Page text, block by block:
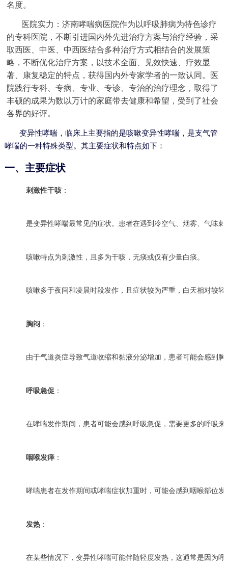
名度。
医院实力：济南哮喘病医院作为以呼吸肺病为特色诊疗
的专科医院，不断引进国内外先进治疗方案与治疗经验，采
取西医、中医、中西医结合多种治疗方式相结合的发展策
略，不断优化治疗方案，以技术全面、见效快速、疗效显
著、康复稳定的特点，获得国内外专家学者的一致认同。医
院践行专科、专病、专业、专诊、专治的治疗理念，取得了
丰硕的成果为数以万计的家庭带去健康和希望，受到了社会
各界的好评。
变异性哮喘，临床上主要指的是咳嗽变异性哮喘，是支气管
哮喘的一种特殊类型。其主要症状和特点如下：
一、主要症状
刺激性干咳 ：
是变异性哮喘最常见的症状。患者在遇到冷空气、烟雾、气味
咳嗽特点为刺激性，且多为干咳，无痰或仅有少量白痰。
咳嗽多于夜间和凌晨时段发作，且症状较为严重，白天相对较轻
胸闷 ：
由于气道炎症导致气道收缩和黏液分泌增加，患者可能会感到
呼吸急促 ：
在哮喘发作期间，患者可能会感到呼吸急促，需要更多的呼吸
咽喉发痒 ：
哮喘患者在发作期间或哮喘症状加重时，可能会感到咽喉部位
发热 ：
在某些情况下，变异性哮喘可能伴随轻度发热，这通常是因为